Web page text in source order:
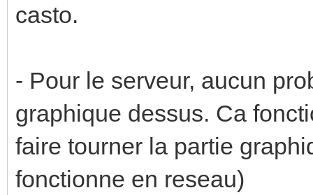
casto.
- Pour le serveur, aucun
graphique dessus. Ca
faire tourner la partie
fonctionne en reseau)